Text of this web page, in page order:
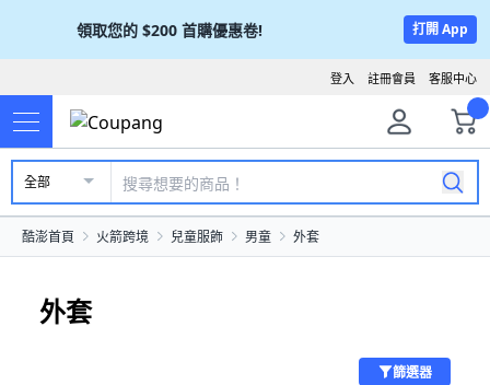
領取您的 $200 首購優惠卷! 打開 App
客服中心
註冊會員
登入
全部
酷澎首頁 火箭跨境 兒童服飾 男童 外套
外套
篩選器